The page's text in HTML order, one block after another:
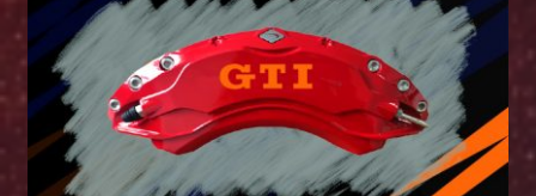
Mein Konto
Fotokiste